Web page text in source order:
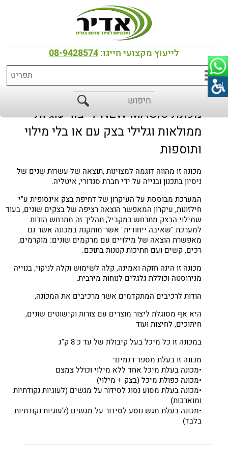
לייעוץ מקצועי חייגו:08-9428574
>כל המוצרים>מכונות לייצור עוגיות
מכונה לייצור עוגיות ממולאות וגלילי בצק
מכונת NEW MAGIC לייצור עוגיות
ממולאות וגלילי בצק עם או בלי מילוי
ותוספות
מכונה זו מהווה דוגמה למצוינות ,תוצאה של עשרות שנים של
ניסיון בתכנון ובנייה על ידי חברת סנדורי, איטליה.
המערכת מבוססת על העיקרון של דחיפת בצק אינסופית ע"י
חילזונות, עיקרון המאפשר הוצאה רציפה של בצקים שונים, בעוד
שמילוי הבצק מתרחש במקביל, תהליך זה מתרחש הודות
למערכת "שאיבה ייחודית" אשר מותקנת במכונה אשר גם
מאפשרת הוצאה של מילויים עם מרקמים שונים: מוקרמים,
רכים, קשים ועם חתיכות קטנות בתוכם.
מכונה זו הינה חזקה ואמינה, קלה לשימוש וקלה לניקוי, בנוייה
מנירוסטה וכוללת גלגלים לנוחות מירבית.
הודות לרכיבים המתקדמים אשר מרכיבים את המכונה,
היא אף מסוגלת ליצור מוצרים עם צורות וקישוטים שונים,
חיתוכים, לחיצות ועוד
במכונה זו כל מיכל בעל קיבולת של עד כ 8 ק"ג
מכונה זו בעלת מספר דגמים:
•מכונה בעלת מיכל אחד ללא מילוי וכולל צמצם
•מכונה כפולת מיכל (בצק + מילוי)
•מכונה בעלת מסוע נסוג לסידור על מגשים (לעוגיות נקודתיות
ומוארכות)
•מכונה בעלת מגש נוסע לסידור על מגשים (לעוגיות נקודתיות
בלבד)